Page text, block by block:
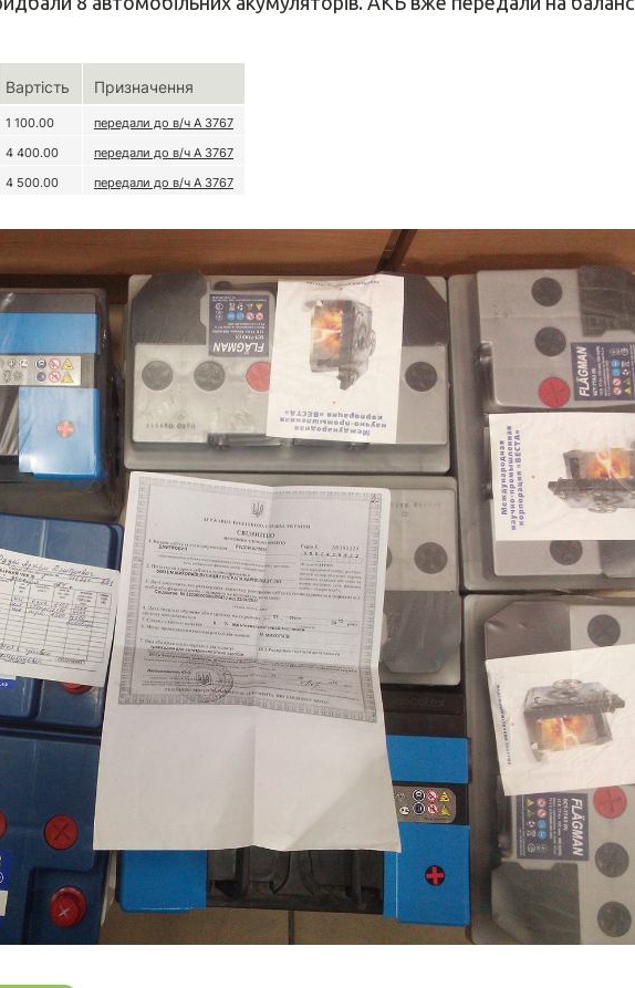
Вартість Призначення
1 100.00
передали до в/ч А 3767
4 400.00
передали до в/ч А 3767
4 500.00 передали до в/ч А 3767